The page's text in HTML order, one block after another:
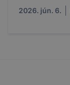
2026. jún. 6.